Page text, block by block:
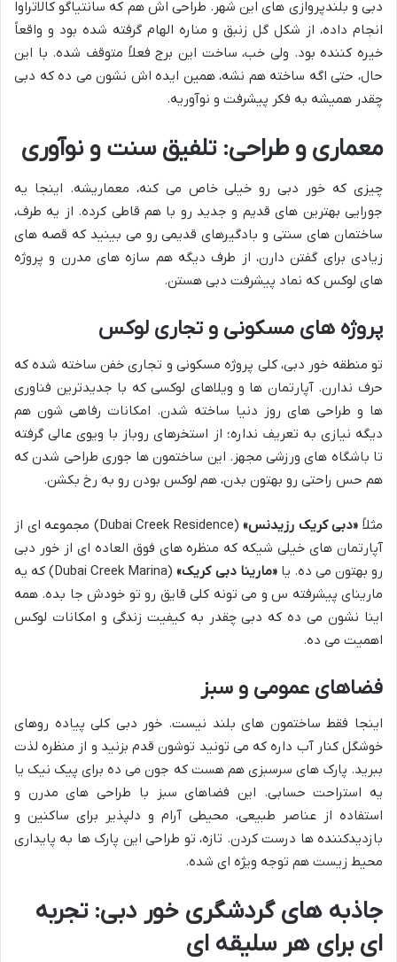
دبی و بلندپروازی های این شهر. طراحی اش هم که سانتیاگو کالاتراوا
انجام داده، از شکل گل زنبق و مناره الهام گرفته شده بود و واقعاً
خیره کننده بود. ولی خب، ساخت این برج فعلاً متوقف شده. با این
حال، حتی اگه ساخته هم نشه، همین ایده اش نشون می ده که دبی
چقدر همیشه به فکر پیشرفت و نوآوریه.
معماری و طراحی: تلفیق سنت و نوآوری
چیزی که خور دبی رو خیلی خاص می کنه، معماریشه. اینجا یه
جورایی بهترین های قدیم و جدید رو با هم قاطی کرده. از یه طرف،
ساختمان های سنتی و بادگیرهای قدیمی رو می بینید که قصه های
زیادی برای گفتن دارن، از طرف دیگه هم سازه های مدرن و پروژه
های لوکس که نماد پیشرفت دبی هستن.
پروژه های مسکونی و تجاری لوکس
تو منطقه خور دبی، کلی پروژه مسکونی و تجاری خفن ساخته شده که
حرف ندارن. آپارتمان ها و ویلاهای لوکسی که با جدیدترین فناوری
ها و طراحی های روز دنیا ساخته شدن. امکانات رفاهی شون هم
دیگه نیازی به تعریف نداره؛ از استخرهای روباز با ویوی عالی گرفته
تا باشگاه های ورزشی مجهز. این ساختمون ها جوری طراحی شدن که
هم حس راحتی رو بهتون بدن، هم لوکس بودن رو به رخ بکشن.
مثلاً «دبی کریک رزیدنس»
(Dubai Creek Residence) مجموعه ای از
آپارتمان های خیلی شیکه که منظره های فوق العاده ای از خور دبی
رو بهتون می ده. یا«مارینا دبی کریک»
(Dubai Creek Marina) که یه
مارینای پیشرفته س و می تونه کلی قایق رو تو خودش جا بده. همه
اینا نشون می ده که دبی چقدر به کیفیت زندگی و امکانات لوکس
اهمیت می ده.
فضاهای عمومی و سبز
اینجا فقط ساختمون های بلند نیست. خور دبی کلی پیاده روهای
خوشگل کنار آب داره که می تونید توشون قدم بزنید و از منظره لذت
ببرید. پارک های سرسبزی هم هست که جون می ده برای پیک نیک یا
یه استراحت حسابی. این فضاهای سبز با طراحی های مدرن و
استفاده از عناصر طبیعی، محیطی آرام و دلپذیر برای ساکنین و
بازدیدکننده ها درست کردن. تازه، تو طراحی این پارک ها به پایداری
محیط زیست هم توجه ویژه ای شده.
جاذبه های گردشگری خور دبی: تجربه
ای برای هر سلیقه ای